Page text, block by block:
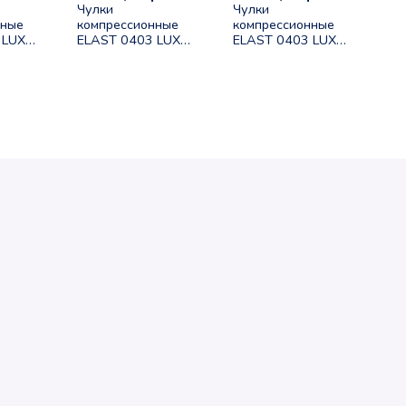
Чулки
компрессионные
ELAST 0403 LUX
Чулки
компрессионные
ELAST 0403 LUX